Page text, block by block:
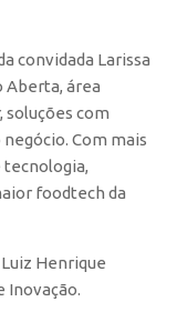
convidada Larissa
Aberta, área
com
Com mais
tecnologia,
foodtech da
Henrique
Inovação.